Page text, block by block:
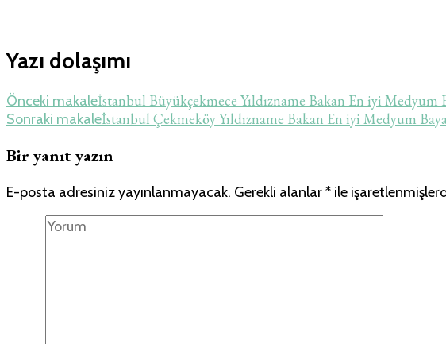
Yazı dolaşımı
Önceki makaleİstanbul Büyükçekmece Yıldızname Bakan En iyi Medyum
Sonraki makaleİstanbul Çekmeköy Yıldızname Bakan En iyi Medyum
Bir yanıt yazın
E-posta adresiniz yayınlanmayacak. Gerekli alanlar* ile